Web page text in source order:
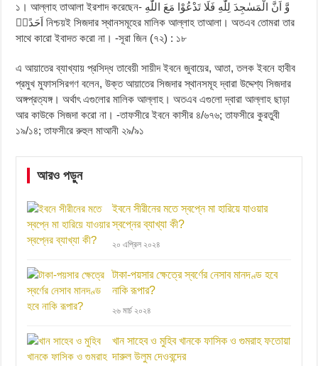
১। আল্লাহ তাআলা ইরশাদ করেছেন- وَّ اَنَّ الْمَسٰجِدَ لِلّٰهِ فَلَا تَدْعُوْا مَعَ اللّٰهِ
اَحَدًاۙ নিশ্চয়ই সিজদার স্থানসমূহের মালিক আল্লাহ তাআলা। অতএব তোমরা তার
সাথে কারো ইবাদত করো না। -সূরা জিন (৭২) : ১৮
এ আয়াতের ব্যাখ্যায় প্রসিদ্ধ তাবেয়ী সায়ীদ ইবনে জুবায়ের, আতা, তলক ইবনে হাবীব
প্রমুখ মুফাসসিরগণ বলেন, উক্ত আয়াতের সিজদার স্থানসমূহ দ্বারা উদ্দেশ্য সিজদার
অঙ্গপ্রত্যঙ্গ। অর্থাৎ এগুলোর মালিক আল্লাহ। অতএব এগুলো দ্বারা আল্লাহ ছাড়া
আর কাউকে সিজদা করো না। -তাফসীরে ইবনে কাসীর ৪/৬৭৬; তাফসীরে কুরতুবী
১৯/১৪; তাফসীরে রুহুল মাআনী ২৯/৯১
আরও পড়ুন
ইবনে সীরীনের মতে স্বপ্নে মা হারিয়ে যাওয়ার
স্বপ্নের ব্যাখ্যা কী?
২০ এপ্রিল ২০২৪
টাকা-পয়সার ক্ষেত্রে স্বর্ণের নেসাব মানদণ্ড হবে
নাকি রূপার?
২৬ মার্চ ২০২৪
খান সাহেব ও মুহিব খানকে ফাসিক ও গুমরাহ ফতোয়া
দারুল উলুম দেওবন্দের